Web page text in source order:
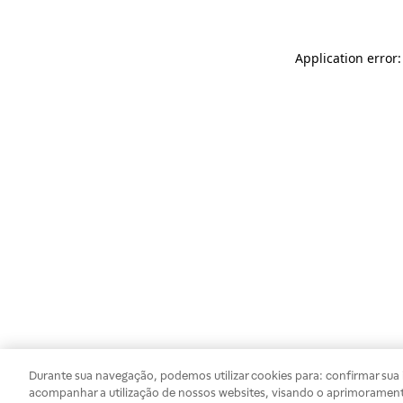
Application
Durante sua navegação, podemos utilizar cookies para: confirmar
acompanhar a utilização de nossos websites, visando o